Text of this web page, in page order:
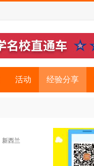
活动 经验分享
新西兰